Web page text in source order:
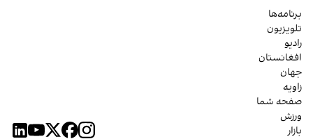
برنامه‌ها
تلویزیون
رادیو
افغانستان
جهان
زاویه
صفحه شما
ورزش
بازار